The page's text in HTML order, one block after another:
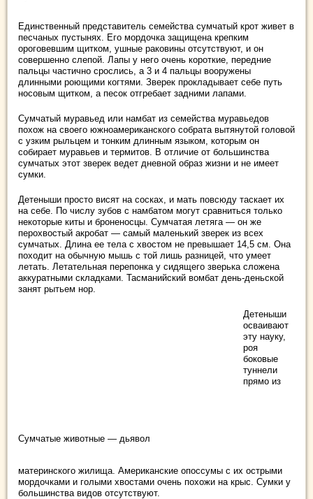
Единственный представитель семейства сумчатый крот живет в
песчаных пустынях. Его мордочка защищена крепким
ороговевшим щитком, ушные раковины отсутствуют, и он
совершенно слепой. Лапы у него очень короткие, передние
пальцы частично срослись, а 3 и 4 пальцы вооружены
длинными роющими когтями. Зверек прокладывает себе путь
носовым щитком, а песок отгребает задними лапами.
Сумчатый муравьед или намбат из семейства муравьедов
похож на своего южноамериканского собрата вытянутой головой
с узким рыльцем и тонким длинным языком, которым он
собирает муравьев и термитов. В отличие от большинства
сумчатых этот зверек ведет дневной образ жизни и не имеет
сумки.
Детеныши просто висят нa сосках, и мать повсюду таскает их
на себе. По числу зубов с намбатом могут сравниться только
некоторые киты и броненосцы. Сумчатая летяга — он же
перохвостый акробат — самый маленький зверек из всех
сумчатых. Длина ее тела с хвостом не превышает 14,5 см. Она
походит на обычную мышь с той лишь разницей, что умеет
летать. Летательная перепонка у сидящего зверька сложена
аккуратными складками. Тасманийский вомбат день-деньской
занят рытьем нор.
Сумчатые животные — дьявол
Детеныши
осваивают
эту науку,
роя
боковые
туннели
прямо из
материнского жилища. Американские опоссумы с их острыми
мордочками и голыми хвостами очень похожи на крыс. Сумки у
большинства видов отсутствуют.